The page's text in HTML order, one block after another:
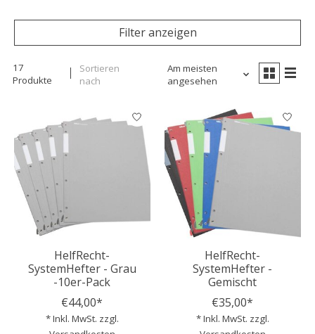
Filter anzeigen
17
Produkte
Sortieren
nach
Am meisten
angesehen
HelfRecht-
SystemHefter - Grau
-10er-Pack
€44,00*
* Inkl. MwSt. zzgl.
HelfRecht-
SystemHefter -
Gemischt
€35,00*
* Inkl. MwSt. zzgl.